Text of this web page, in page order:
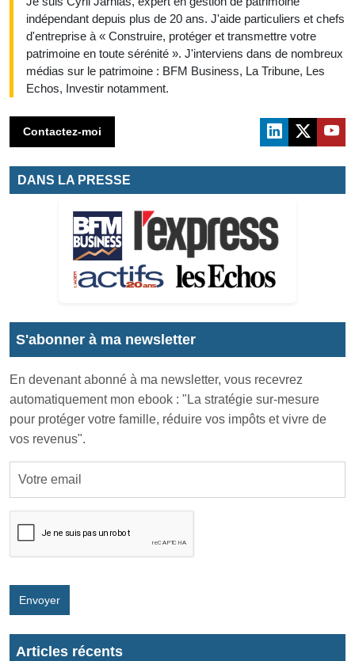
indépendant depuis plus de 20 ans. J'aide particuliers et chefs
d'entreprise à « Construire, protéger et transmettre votre
patrimoine en toute sérénité ». J'interviens dans de nombreux
médias sur le patrimoine : BFM Business, La Tribune, Les
Echos, Investir notamment.
Contactez-moi
DANS LA PRESSE
S'abonner à ma newsletter
En devenant abonné à ma newsletter, vous recevrez
automatiquement mon ebook : "La stratégie sur-mesure
pour protéger votre famille, réduire vos impôts et vivre de
vos revenus".
Envoyer
Articles récents